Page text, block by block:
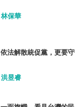
林保華
依法解散統促黨，更要
洪昱睿